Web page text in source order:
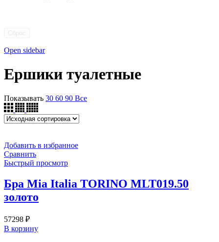
Open sidebar
Ершики туалетные
Показывать 30 60 90 Все
Добавить в избранное
Сравнить
Быстрый просмотр
Бра Mia Italia TORINO MLT019.50
золото
57298 ₽
В корзину